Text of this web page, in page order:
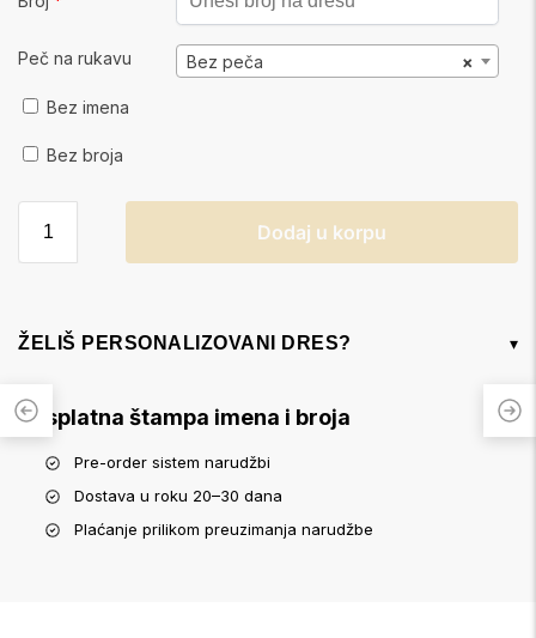
Peč na rukavu ×
Bez peča
Bez imena
Bez broja
Dodaj u korpu
ŽELIŠ PERSONALIZOVANI DRES? ▾
Besplatna štampa imena i broja
Pre-order sistem narudžbi
Dostava u roku 20–30 dana
Plaćanje prilikom preuzimanja narudžbe